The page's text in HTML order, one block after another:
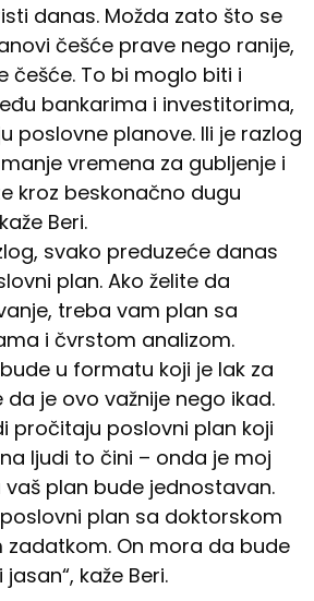
danas. Možda zato što se
češće prave nego ranije,
češće. To bi moglo biti i
bankarima i investitorima,
poslovne planove. Ili je razlog
vremena za gubljenje i
kroz beskonačno dugu
Beri.
svako preduzeće danas
plan. Ako želite da
treba vam plan sa
i čvrstom analizom.
u formatu koji je lak za
da je ovo važnije nego ikad.
pročitaju poslovni plan koji
ljudi to čini – onda je moj
plan bude jednostavan.
plan sa doktorskom
zadatkom. On mora da bude
kaže Beri.